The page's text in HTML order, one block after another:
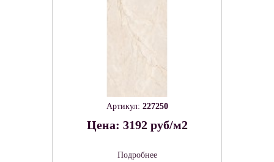
Артикул: 227250
Цена: 3192 руб/м2
Подробнее